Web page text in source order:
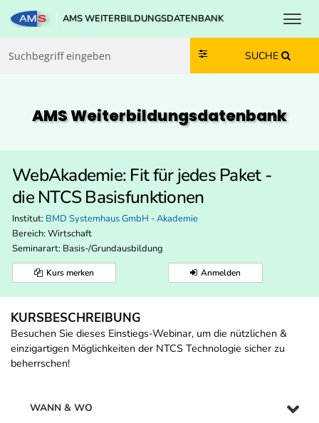
Zum Inhalt springen
Zum Navmenü springen
Zur Suche springen
Zur Footer springen
AMS WEITERBILDUNGSDATENBANK
SUCHE
AMS Weiterbildungs­datenbank
WebAkademie: Fit für jedes Paket -
die NTCS Basisfunktionen
Institut: BMD Systemhaus GmbH - Akademie
Bereich: Wirtschaft
Seminarart: Basis-/Grundausbildung
Kurs merken Anmelden
KURSBESCHREIBUNG
Besuchen Sie dieses Einstiegs-Webinar, um die nützlichen &
einzigartigen Möglichkeiten der NTCS Technologie sicher zu
beherrschen!
WANN & WO